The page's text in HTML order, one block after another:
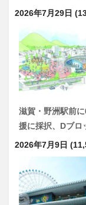
2026年7月29日
滋賀・野洲駅前
援に採択、Dブロ
2026年7月9日